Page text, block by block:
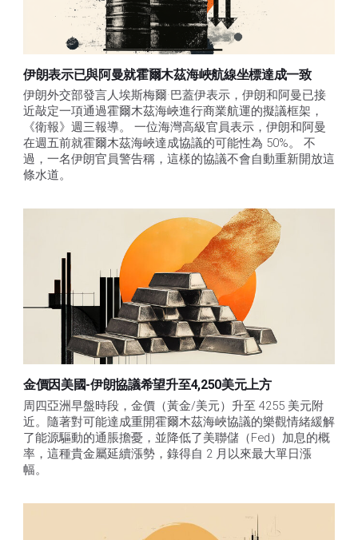
伊朗表示已與阿曼就霍爾木茲海峽航線坐標達成一致
伊朗外交部發言人埃斯梅爾·巴蓋伊表示，伊朗和阿曼已接
近敲定一項通過霍爾木茲海峽進行商業航運的擬議框架，
《衛報》週三報導。 一位海灣高級官員表示，伊朗和阿曼
在週五前就霍爾木茲海峽達成協議的可能性為 50%。 不
過，一名伊朗官員警告稱，這樣的協議不會自動重新開放這
條水道。
金價因美國-伊朗協議希望升至4,250美元上方
周四亞洲早盤時段，金價（黃金/美元）升至 4255 美元附
近。隨著對可能達成重開霍爾木茲海峽協議的樂觀情緒緩解
了能源驅動的通脹擔憂，並降低了美聯儲（Fed）加息的概
率，這種貴金屬延續漲勢，錄得自 2 月以來最大單日漲
幅。